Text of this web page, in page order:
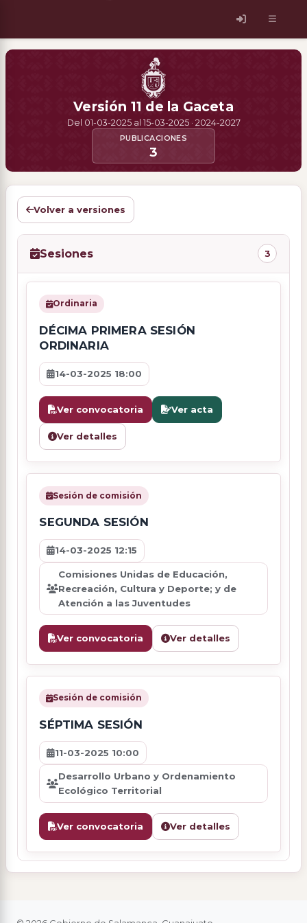
Versión 11 de la Gaceta
Del 01-03-2025 al 15-03-2025 · 2024-2027
PUBLICACIONES
3
Volver a versiones
Sesiones 3
Ordinaria
DÉCIMA PRIMERA SESIÓN
ORDINARIA
14-03-2025 18:00
Ver convocatoria Ver acta
Ver detalles
Sesión de comisión
SEGUNDA SESIÓN
14-03-2025 12:15
Comisiones Unidas de Educación,
Recreación, Cultura y Deporte; y de
Atención a las Juventudes
Ver convocatoria Ver detalles
Sesión de comisión
SÉPTIMA SESIÓN
11-03-2025 10:00
Desarrollo Urbano y Ordenamiento
Ecológico Territorial
Ver convocatoria Ver detalles